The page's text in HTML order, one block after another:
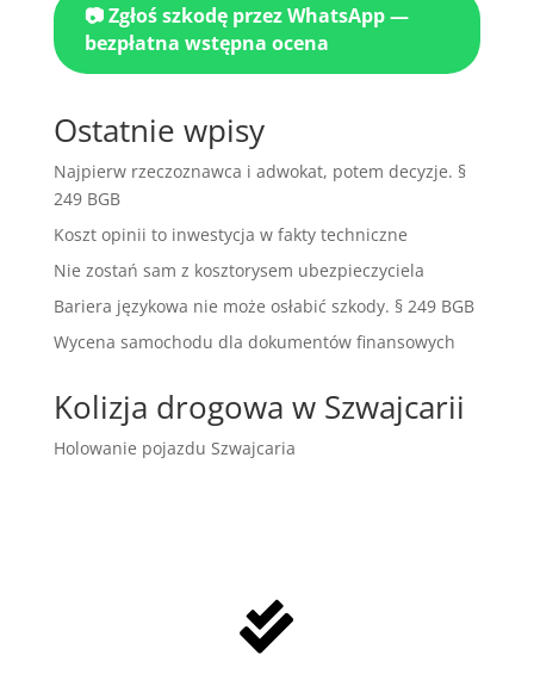
📷 Zgłoś szkodę przez WhatsApp —
bezpłatna wstępna ocena
Ostatnie wpisy
Najpierw rzeczoznawca i adwokat, potem decyzje. §
249 BGB
Koszt opinii to inwestycja w fakty techniczne
Nie zostań sam z kosztorysem ubezpieczyciela
Bariera językowa nie może osłabić szkody. § 249 BGB
Wycena samochodu dla dokumentów finansowych
Kolizja drogowa w Szwajcarii
Holowanie pojazdu Szwajcaria
